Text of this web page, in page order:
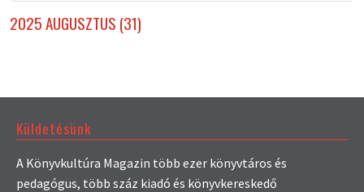
2025 AUGUSZTUS (31)
Küldetésünk
A Könyvkultúra Magazin több ezer könyvtáros és
pedagógus, több száz kiadó és könyvkereskedő